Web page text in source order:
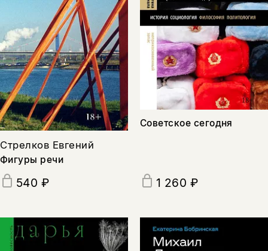
Стрелков Евгений
Фигуры речи
540 ₽
Советское сегодня
1 260 ₽